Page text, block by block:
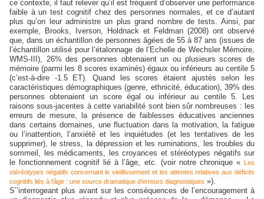
ce contexte, il faut relever qu’il est fréquent d’observer une performance
faible à un test cognitif chez des personnes normales, et ce d’autant
plus qu’on leur administre un plus grand nombre de tests. Ainsi, par
exemple, Brooks, Iverson, Holdnack et Feldman (2008) ont observé
que, dans un échantillon de personnes âgées de 55 à 87 ans (issues de
l’échantillon utilisé pour l’étalonnage de l’Echelle de Wechsler Mémoire,
WMS-III), 26% des personnes obtenaient un ou plusieurs scores de
mémoire (parmi les 8 scores examinés) égaux ou inférieurs au centile 5
(c’est-à-dire -1.5 ET). Quand les scores étaient ajustés selon les
caractéristiques démographiques (genre, ethnicité, éducation), 39% des
personnes obtenaient un score égal ou inférieur au centile 5. Les
raisons sous-jacentes à cette variabilité sont bien sûr nombreuses : les
erreurs de mesure, la présence de faiblesses éducatives anciennes
dans certains domaines, une fluctuation dans la motivation, la fatigue
ou l’inattention, l’anxiété et les inquiétudes (et les tentatives de les
supprimer), le stress, la dépression et les ruminations, les troubles du
sommeil, les médicaments, les croyances et stéréotypes négatifs sur
le fonctionnement cognitif lié à l’âge, etc. (voir notre chronique « Les
stéréotypes négatifs concernant le vieillissement et les attentes relatives aux déficits
cognitifs liés à l’âge : une source dramatique d’erreurs diagnostiques »).
S’’interrogeant plus avant sur les conséquences de l’encouragement à